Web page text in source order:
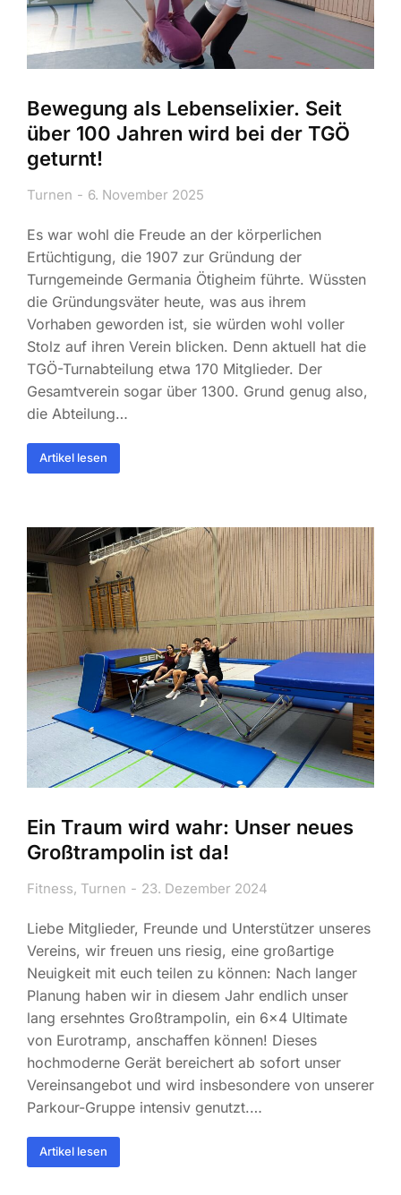
Bewegung als Lebenselixier. Seit
über 100 Jahren wird bei der TGÖ
geturnt!
Turnen 6. November 2025
Es war wohl die Freude an der körperlichen
Ertüchtigung, die 1907 zur Gründung der
Turngemeinde Germania Ötigheim führte. Wüssten
die Gründungsväter heute, was aus ihrem
Vorhaben geworden ist, sie würden wohl voller
Stolz auf ihren Verein blicken. Denn aktuell hat die
TGÖ-Turnabteilung etwa 170 Mitglieder. Der
Gesamtverein sogar über 1300. Grund genug also,
die Abteilung…
Artikel lesen
Ein Traum wird wahr: Unser neues
Großtrampolin ist da!
Fitness, Turnen 23. Dezember 2024
Liebe Mitglieder, Freunde und Unterstützer unseres
Vereins, wir freuen uns riesig, eine großartige
Neuigkeit mit euch teilen zu können: Nach langer
Planung haben wir in diesem Jahr endlich unser
lang ersehntes Großtrampolin, ein 6×4 Ultimate
von Eurotramp, anschaffen können! Dieses
hochmoderne Gerät bereichert ab sofort unser
Vereinsangebot und wird insbesondere von unserer
Parkour-Gruppe intensiv genutzt.…
Artikel lesen